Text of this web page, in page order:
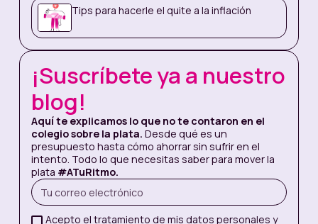
Si de pronto no sabes cómo funciona,haz clic
aquípara conocer esta y más opciones de
organizar tu dinero con nosotros.
Tips para hacerle el quite a la inflación
¡Suscríbete ya a nuestro
blog!
Aquí te explicamos lo que no te contaron en el
colegio sobre la plata. Desde qué es un
presupuesto hasta cómo ahorrar sin sufrir en el
intento. Todo lo que necesitas saber para mover la
plata #ATuRitmo.
Acepto el tratamiento de mis datos personales y